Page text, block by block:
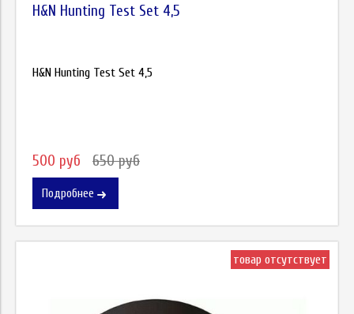
H&N Hunting Test Set 4,5
H&N Hunting Test Set 4,5
500 руб 650 руб
Подробнее
товар отсутствует